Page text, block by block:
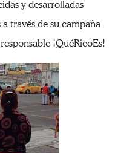
y desarrolladas
través de su campaña
¡QuéRicoEs!